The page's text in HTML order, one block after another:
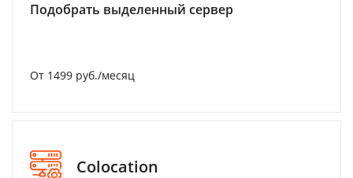
Подобрать выделенный сервер
От 1499 руб./месяц
Colocation